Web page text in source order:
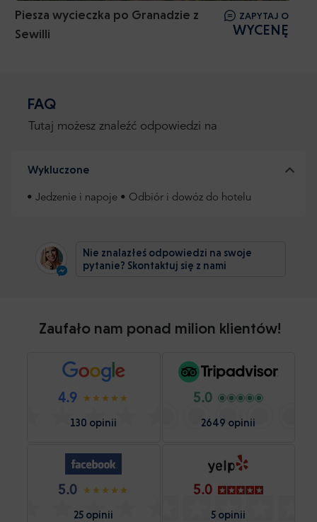
Piesza wycieczka po Granadzie z
Sewilli
ZAPYTAJ O
WYCENĘ
FAQ
Tutaj możesz znaleźć odpowiedzi na
Wykluczone
• Jedzenie i napoje • Odbiór i dowóz do hotelu
Nie znalazłeś odpowiedzi na swoje
pytanie? Skontaktuj się z nami
Zaufało nam ponad milion klientów!
4.9
130 opinii
5.0
2649 opinii
5.0
25 opinii
5.0
5 opinii